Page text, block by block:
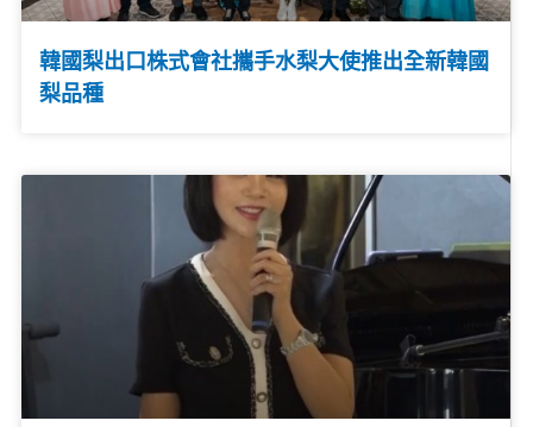
韓國梨出口株式會社攜手水梨大使推出全新韓國
梨品種